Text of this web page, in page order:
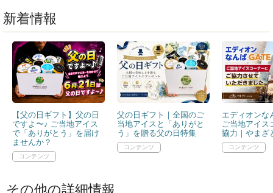
新着情報
【父の日ギフト】父の日
ですよ〜♪ ご当地アイス
で「ありがとう」を届け
ませんか？
父の日ギフト｜全国のご
当地アイスと「ありがと
う」を贈る父の日特集
エディオンな
ご当地アイス
協力｜やまざ
その他の詳細情報